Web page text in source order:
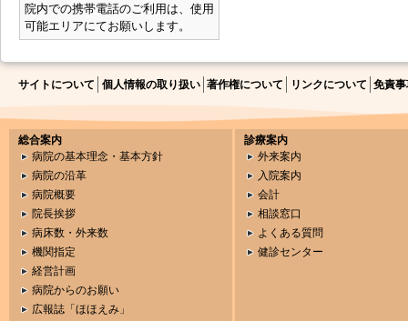
院内での携帯電話のご利用は、使用
可能エリアにてお願いします。
サイトについて 個人情報の取り扱い 著作権について リンクについて 免責
総合案内
病院の基本理念・基本方針
病院の沿革
病院概要
院長挨拶
病床数・外来数
機関指定
経営計画
病院からのお願い
広報誌「ほほえみ」
診療案内
外来案内
入院案内
会計
相談窓口
よくある質問
健診センター